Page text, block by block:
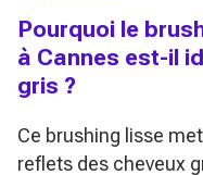
Pourquoi le
à Cannes est-il
gris ?
Ce brushing lisse
reflets des cheveux